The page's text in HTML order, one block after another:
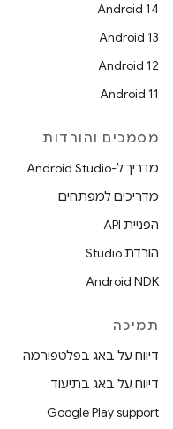
Android 14
Android 13
Android 12
Android 11
מסמכים והורדות
מדריך ל-Android Studio
מדריכים למפתחים
הפניית API
הורדת Studio
Android NDK
תמיכה
דיווח על באג בפלטפורמה
דיווח על באג בתיעוד
Google Play support